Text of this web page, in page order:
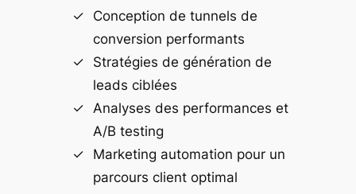
Conception de tunnels de
conversion performants
Stratégies de génération de
leads ciblées
Analyses des performances et
A/B testing
Marketing automation pour un
parcours client optimal